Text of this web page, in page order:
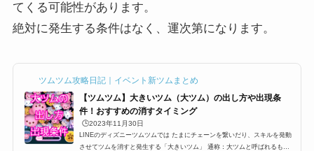
てくる可能性があります。
絶対に発生する条件はなく、運次第になります。
ツムツム攻略日記｜イベント新ツムまとめ
【ツムツム】大きいツム（大ツム）の出し方や出現条
件！おすすめの消すタイミング
🕒️2023年11月30日
LINEのディズニーツムツムでは たまにチェーンを繋いだり、スキルを発動
させてツムを消すと発生する「大きいツム」 通称：大ツムと呼ばれるもの